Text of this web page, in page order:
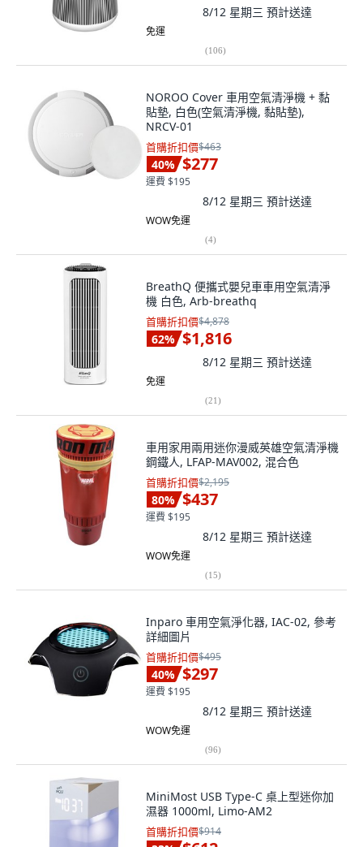
8/12 星期三 預計送達
免運
(106)
NOROO Cover 車用空氣清淨機 + 黏
貼墊, 白色(空氣清淨機, 黏貼墊),
NRCV-01
首購折扣價$463
40% $277
運費 $195
8/12 星期三 預計送達
WOW免運
(4)
BreathQ 便攜式嬰兒車車用空氣清淨
機 白色, Arb-breathq
首購折扣價$4,878
62% $1,816
8/12 星期三 預計送達
免運
(21)
車用家用兩用迷你漫威英雄空氣清淨機
鋼鐵人, LFAP-MAV002, 混合色
首購折扣價$2,195
80% $437
運費 $195
8/12 星期三 預計送達
WOW免運
(15)
Inparo 車用空氣淨化器, IAC-02, 參考
詳細圖片
首購折扣價$495
40% $297
運費 $195
8/12 星期三 預計送達
WOW免運
(96)
MiniMost USB Type-C 桌上型迷你加
濕器 1000ml, Limo-AM2
首購折扣價$914